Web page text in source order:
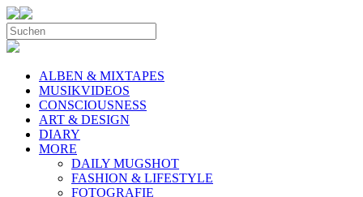
ALBEN & MIXTAPES
MUSIKVIDEOS
CONSCIOUSNESS
ART & DESIGN
DIARY
MORE
DAILY MUGSHOT
FASHION & LIFESTYLE
FOTOGRAFIE